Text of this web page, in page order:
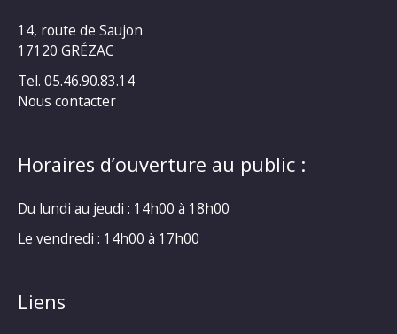
14, route de Saujon
17120 GRÉZAC
Tel. 05.46.90.83.14
Nous contacter
Horaires d’ouverture au public :
Du lundi au jeudi : 14h00 à 18h00
Le vendredi : 14h00 à 17h00
Liens